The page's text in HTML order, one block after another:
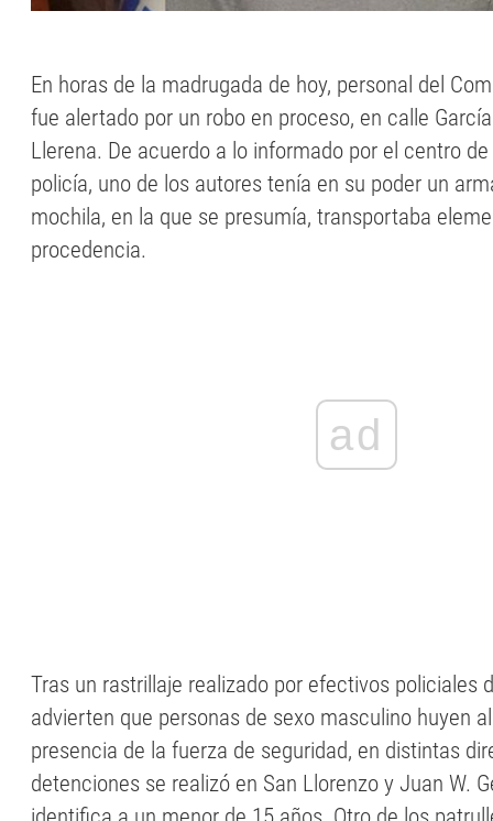
En horas de la madrugada de hoy, personal del
fue alertado por un robo en proceso, en calle
Llerena. De acuerdo a lo informado por el centro
policía, uno de los autores tenía en su poder un
mochila, en la que se presumía, transportaba
procedencia.
ad
Tras un rastrillaje realizado por efectivos policiales
advierten que personas de sexo masculino huyen
presencia de la fuerza de seguridad, en distintas
detenciones se realizó en San Llorenzo y Juan W.